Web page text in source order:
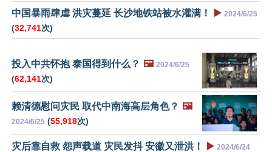
中国暴雨肆虐 洪灾蔓延 长沙地铁站被水灌满！ ▶️ 2024/6/25
(32,741次)
投入中共怀抱 泰国得到什么？ 🖼️ 2024/6/25
(62,141次)
赖清德慰问灾民 取代中南海高层角色？ 🖼️
2024/6/25 (55,918次)
灾后靠自救 怨声载道 灾民发抖 安徽又泄洪！ ▶️ 2024/6/24